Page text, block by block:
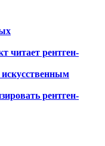
читает рентген-
рентген-